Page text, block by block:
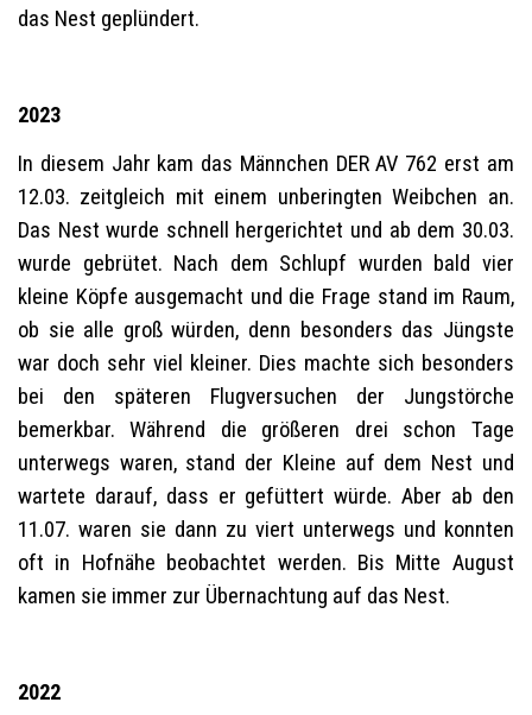
das Nest geplündert.
2023
In diesem Jahr kam das Männchen DER AV 762 erst am
12.03. zeitgleich mit einem unberingten Weibchen an.
Das Nest wurde schnell hergerichtet und ab dem 30.03.
wurde gebrütet. Nach dem Schlupf wurden bald vier
kleine Köpfe ausgemacht und die Frage stand im Raum,
ob sie alle groß würden, denn besonders das Jüngste
war doch sehr viel kleiner. Dies machte sich besonders
bei den späteren Flugversuchen der Jungstörche
bemerkbar. Während die größeren drei schon Tage
unterwegs waren, stand der Kleine auf dem Nest und
wartete darauf, dass er gefüttert würde. Aber ab den
11.07. waren sie dann zu viert unterwegs und konnten
oft in Hofnähe beobachtet werden. Bis Mitte August
kamen sie immer zur Übernachtung auf das Nest.
2022